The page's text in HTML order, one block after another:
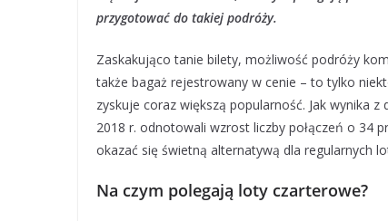
przygotować do takiej podróży.
Zaskakująco tanie bilety, możliwość podróży
także bagaż rejestrowany w cenie – to tylko
zyskuje coraz większą popularność. Jak wynika
2018 r. odnotowali wzrost liczby połączeń o 34
okazać się świetną alternatywą dla regularnych
Na czym polegają loty czarterowe?